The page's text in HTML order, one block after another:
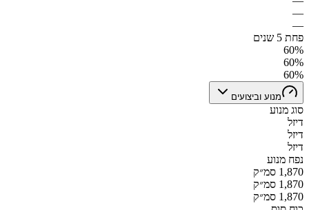
—
—
פחת 5 שנים
60%
60%
60%
מנוע וביצועים
סוג מנוע
דיזל
דיזל
דיזל
נפח מנוע
1,870 סמ״ק
1,870 סמ״ק
1,870 סמ״ק